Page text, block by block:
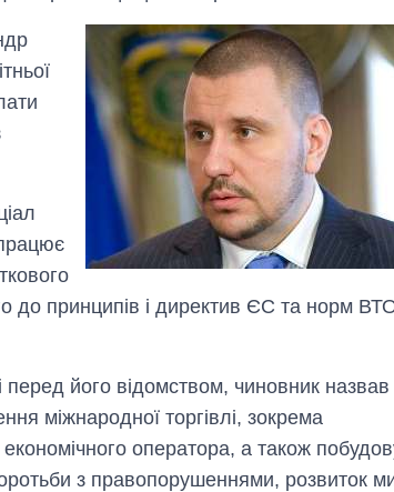
до принципів і директив ЄС та норм
перед його відомством, чиновник назвав
міжнародної торгівлі, зокрема
оператора, а також
з правопорушеннями, розвиток